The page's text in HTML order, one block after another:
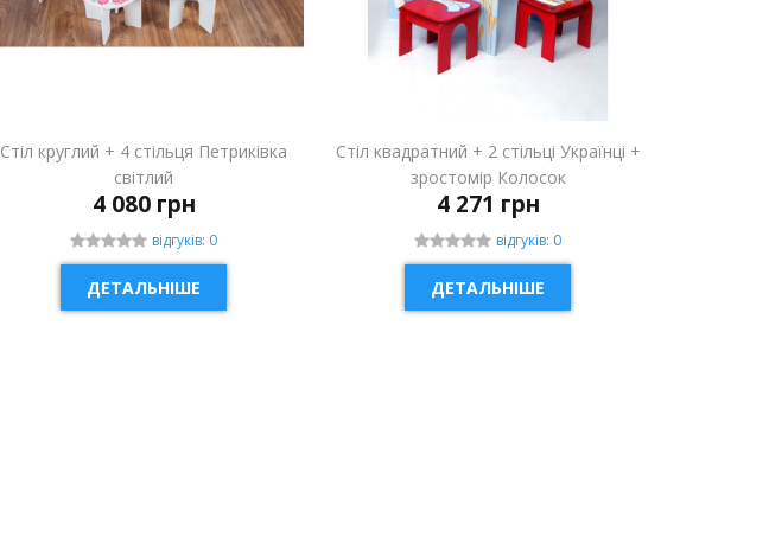
Стіл круглий + 4 стільця Петриківка
світлий
4 080 грн
відгуків: 0
ДЕТАЛЬНІШЕ
Стіл квадратний + 2 стільці Українці +
зростомір Колосок
4 271 грн
відгуків: 0
ДЕТАЛЬНІШЕ